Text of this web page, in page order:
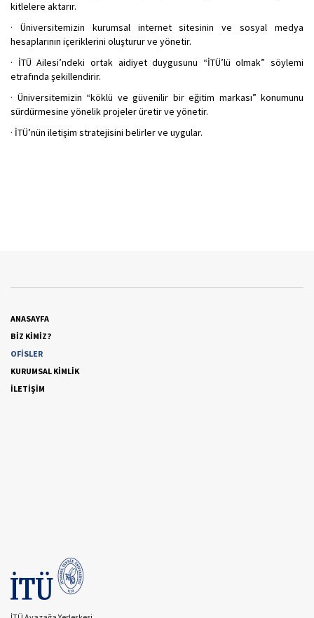
kitlelere aktarır.
· Üniversitemizin kurumsal internet sitesinin ve sosyal medya
hesaplarının içeriklerini oluşturur ve yönetir.
· İTÜ Ailesi’ndeki ortak aidiyet duygusunu “İTÜ’lü olmak” söylemi
etrafında şekillendirir.
· Üniversitemizin “köklü ve güvenilir bir eğitim markası” konumunu
sürdürmesine yönelik projeler üretir ve yönetir.
· İTÜ’nün iletişim stratejisini belirler ve uygular.
ANASAYFA
BİZ KİMİZ?
OFİSLER
KURUMSAL KİMLİK
İLETİŞİM